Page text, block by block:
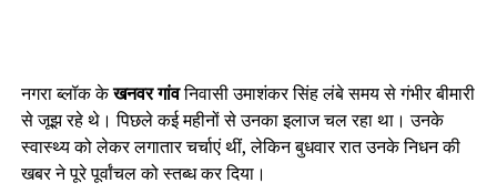
नगरा ब्लॉक केखनवर गांवनिवासी उमाशंकर सिंह लंबे समय से गंभीर बीमारी
से जूझ रहे थे। पिछले कई महीनों से उनका इलाज चल रहा था। उनके
स्वास्थ्य को लेकर लगातार चर्चाएं थीं, लेकिन बुधवार रात उनके निधन की
खबर ने पूरे पूर्वांचल को स्तब्ध कर दिया।